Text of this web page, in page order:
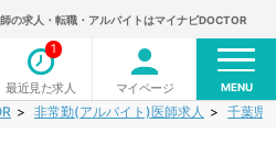
の求人・転職・アルバイトはマイナビDOCTOR
最近見た求人
1
マイページ MENU
非常勤(アルバイト)医師求人 千葉県